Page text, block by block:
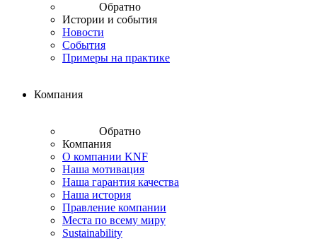
Обратно
Истории и события
Новости
События
Примеры на практике
Компания
Обратно
Компания
О компании KNF
Наша мотивация
Наша гарантия качества
Наша история
Правление компании
Места по всему миру
Sustainability